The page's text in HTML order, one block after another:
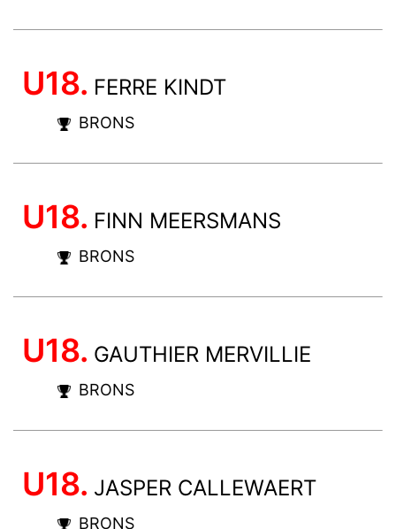
U18. FERRE KINDT
BRONS
U18. FINN MEERSMANS
BRONS
U18. GAUTHIER MERVILLIE
BRONS
U18. JASPER CALLEWAERT
BRONS